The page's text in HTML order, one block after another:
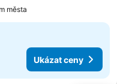
města
Ukázat ceny